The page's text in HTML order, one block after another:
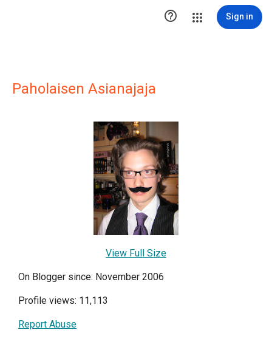
 Sign in
Paholaisen Asianajaja
View Full Size
On Blogger since: November 2006
Profile views: 11,113
Report Abuse